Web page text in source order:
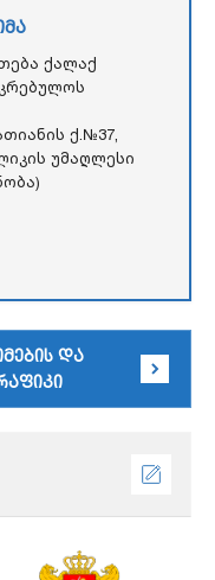
ქალაქ
ქ.№37,
უმაღლესი
და